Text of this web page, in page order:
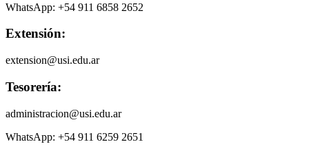
WhatsApp: +54 911 6858 2652
Extensión:
extension@usi.edu.ar
Tesorería:
administracion@usi.edu.ar
WhatsApp: +54 911 6259 2651